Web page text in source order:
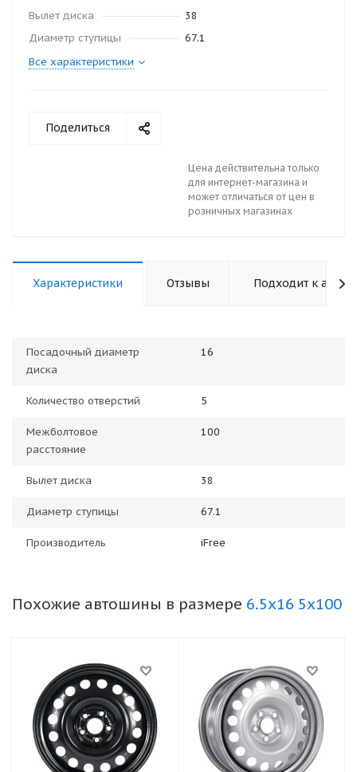
Вылет диска
38
Диаметр ступицы
67.1
Все характеристики
Поделиться
Цена действительна только
для интернет-магазина и
может отличаться от цен в
розничных магазинах
Характеристики Отзывы Подходит к авто
Посадочный диаметр
диска
16
Количество отверстий 5
Межболтовое
расстояние
100
Вылет диска 38
Диаметр ступицы 67.1
Производитель iFree
Похожие автошины в размере 6.5x16 5x100